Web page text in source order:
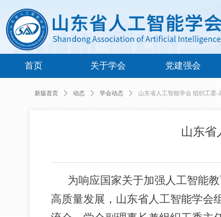
首页 关于学会 党建强会
山东省
为响应国家关于加强人工智能
高质量发展，山东省人工智能学会
新版首页 ꄲ 动态 ꄲ 学会动态 ꄲ 山东省人工智能学会 组织工委